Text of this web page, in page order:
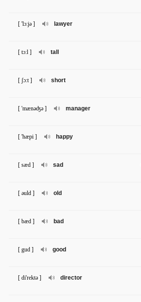
lawyer
[ 'lɔ:jə ]
tall
[ tɔ:l ]
short
[ ʃɔ:t ]
manager
[ 'mænəʤə ]
happy
[ 'hæpi ]
sad
[ sæd ]
old
[ əuld ]
bad
[ bæd ]
good
[ gud ]
director
[ di'rektə ]